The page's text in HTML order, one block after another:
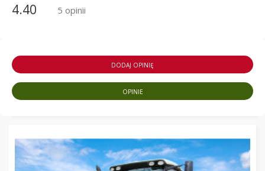
4.40 5 opinii
DODAJ OPINIĘ
OPINIE